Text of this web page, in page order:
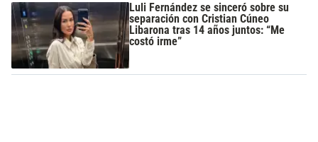
Luli Fernández se sinceró sobre su
separación con Cristian Cúneo
Libarona tras 14 años juntos: “Me
costó irme”